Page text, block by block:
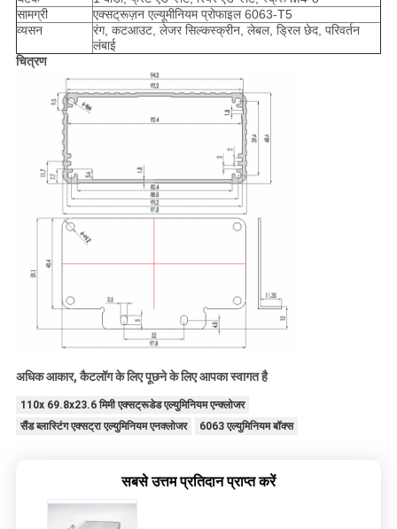
सामग्री
एक्सट्रूज़न एल्यूमीनियम प्रोफाइल 6063-T5
व्यसन
रंग, कटआउट, लेजर सिल्कस्क्रीन, लेबल, ड्रिल छेद, परिवर्तन
लंबाई
चित्रण
अधिक आकार, कैटलॉग के लिए पूछने के लिए आपका स्वागत है
110x 69.8x23.6 मिमी एक्सट्रूडेड एल्युमिनियम एन्क्लोजर
सैंड ब्लास्टिंग एक्सट्रा एल्युमिनियम एनक्लोजर
6063 एल्युमिनियम बॉक्स
सबसे उत्तम प्रतिदान प्राप्त करें